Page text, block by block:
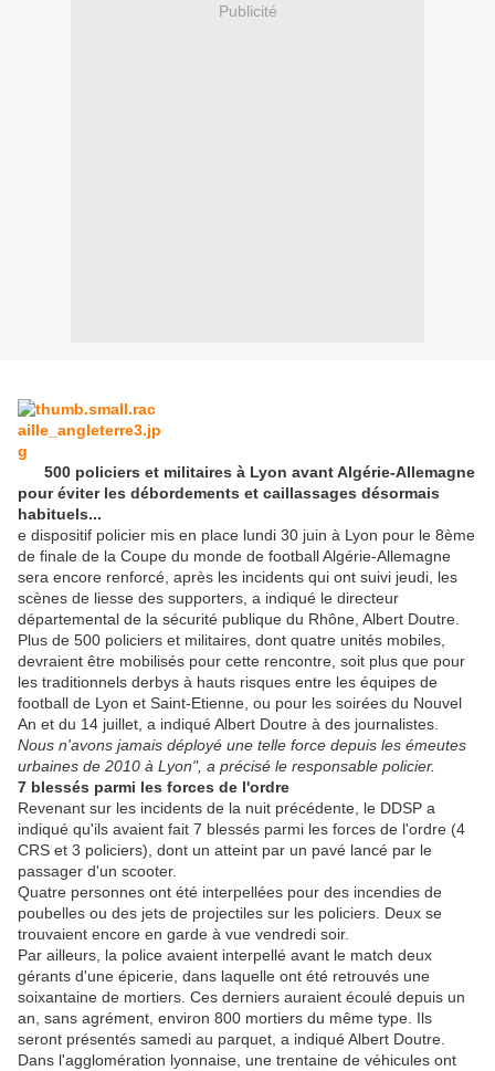
Publicité
500 policiers et militaires à Lyon avant Algérie-Allemagne
pour éviter les débordements et caillassages désormais
habituels...
e dispositif policier mis en place lundi 30 juin à Lyon pour le 8ème
de finale de la Coupe du monde de football Algérie-Allemagne
sera encore renforcé, après les incidents qui ont suivi jeudi, les
scènes de liesse des supporters, a indiqué le directeur
départemental de la sécurité publique du Rhône, Albert Doutre.
Plus de 500 policiers et militaires, dont quatre unités mobiles,
devraient être mobilisés pour cette rencontre, soit plus que pour
les traditionnels derbys à hauts risques entre les équipes de
football de Lyon et Saint-Etienne, ou pour les soirées du Nouvel
An et du 14 juillet, a indiqué Albert Doutre à des journalistes.
Nous n'avons jamais déployé une telle force depuis les émeutes
urbaines de 2010 à Lyon", a précisé le responsable policier.
7 blessés parmi les forces de l'ordre
Revenant sur les incidents de la nuit précédente, le DDSP a
indiqué qu'ils avaient fait 7 blessés parmi les forces de l'ordre (4
CRS et 3 policiers), dont un atteint par un pavé lancé par le
passager d'un scooter.
Quatre personnes ont été interpellées pour des incendies de
poubelles ou des jets de projectiles sur les policiers. Deux se
trouvaient encore en garde à vue vendredi soir.
Par ailleurs, la police avaient interpellé avant le match deux
gérants d'une épicerie, dans laquelle ont été retrouvés une
soixantaine de mortiers. Ces derniers auraient écoulé depuis un
an, sans agrément, environ 800 mortiers du même type. Ils
seront présentés samedi au parquet, a indiquéAlbert Doutre.
Dans l'agglomération lyonnaise, une trentaine de véhicules ont